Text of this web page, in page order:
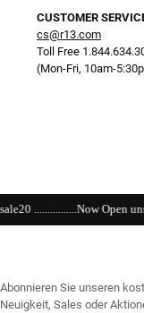
CUSTOMER
cs@r13.com
Toll Free
(Mon-Fri, 10am-
unser
Abonnieren Sie unseren
Neuigkeit, Sales oder